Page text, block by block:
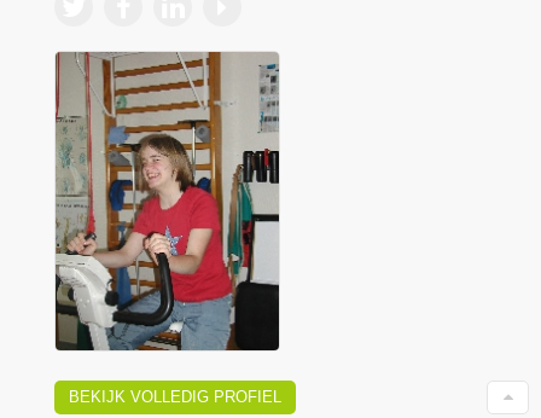
BEKIJK VOLLEDIG PROFIEL